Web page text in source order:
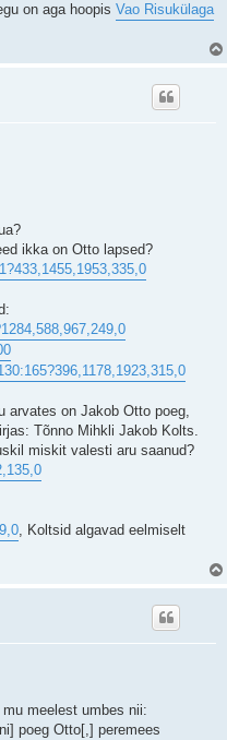
on aga hoopis Vao Risukülaga
ikka on Otto lapsed?
arvates on Jakob Otto poeg,
Tõnno Mihkli Jakob Kolts.
miskit valesti aru saanud?
, Koltsid algavad eelmiselt
meelest umbes nii:
poeg Otto[,] peremees